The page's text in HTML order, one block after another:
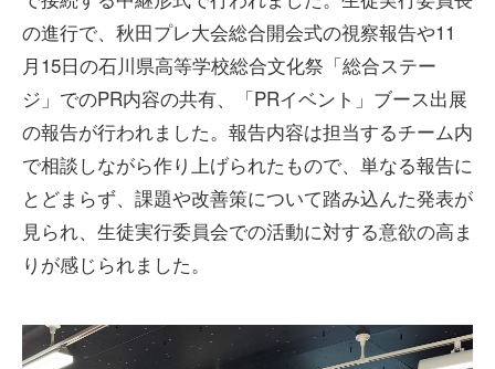
の進行で、秋田プレ大会総合開会式の視察報告や11
月15日の石川県高等学校総合文化祭「総合ステー
ジ」でのPR内容の共有、「PRイベント」ブース出展
の報告が行われました。報告内容は担当するチーム内
で相談しながら作り上げられたもので、単なる報告に
とどまらず、課題や改善策について踏み込んた発表が
見られ、生徒実行委員会での活動に対する意欲の高ま
りが感じられました。